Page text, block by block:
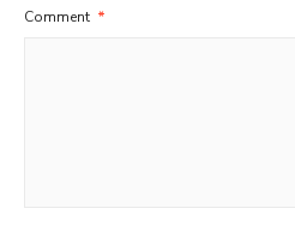
Comment *